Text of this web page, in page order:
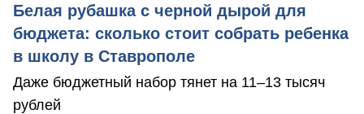
Белая рубашка с черной дырой для
бюджета: сколько стоит собрать ребенка
в школу в Ставрополе
Даже бюджетный набор тянет на 11–13 тысяч
рублей